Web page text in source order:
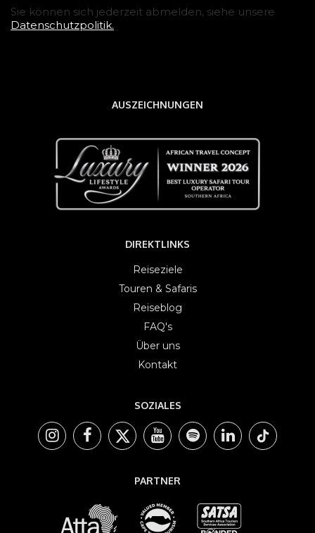
Sie können sich jederzeit abmelden, siehe unsere
Datenschutzpolitik.
AUSZEICHNUNGEN
DIREKTLINKS
Reiseziele
Touren & Safaris
Reiseblog
FAQ's
Über uns
Kontakt
SOZIALES
PARTNER